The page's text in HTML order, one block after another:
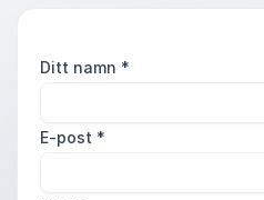
Ditt namn *
E-post *